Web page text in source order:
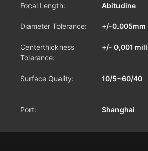
Focal Length: Abitudine
Diameter Tolerance: +/-0.005mm
Centerthickness
Tolerance:
+/- 0,001
Surface Quality: 10/5~60/40
Port: Shanghai